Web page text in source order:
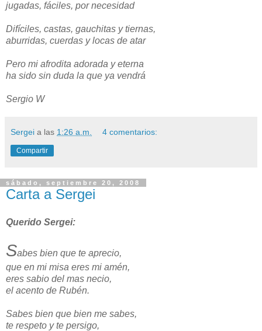
jugadas, fáciles, por necesidad
Difíciles, castas, gauchitas y tiernas,
aburridas, cuerdas y locas de atar
Pero mi afrodita adorada y eterna
ha sido sin duda la que ya vendrá
Sergio W
Sergei a las 1:26 a.m. 4 comentarios:
Compartir
sábado, septiembre 20, 2008
Carta a Sergei
Querido Sergei:
Sabes bien que te aprecio,
que en mi misa eres mi amén,
eres sabio del mas necio,
el acento de Rubén.
Sabes bien que bien me sabes,
te respeto y te persigo,